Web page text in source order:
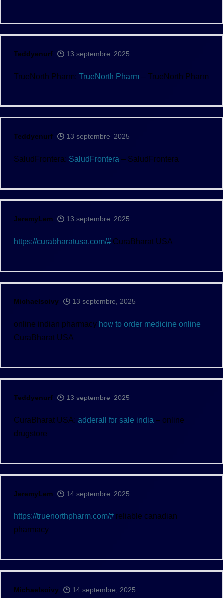
Teddyenurf 13 septembre, 2025
TrueNorth Pharm: TrueNorth Pharm – TrueNorth Pharm
Teddyenurf 13 septembre, 2025
SaludFrontera: SaludFrontera – SaludFrontera
JeremyLem 13 septembre, 2025
https://curabharatusa.com/# CuraBharat USA
Michaelsoivy 13 septembre, 2025
online indian pharmacy how to order medicine online
CuraBharat USA
Teddyenurf 13 septembre, 2025
CuraBharat USA: adderall for sale india – online
drugstore
JeremyLem 14 septembre, 2025
https://truenorthpharm.com/# reliable canadian
pharmacy
Michaelsoivy 14 septembre, 2025